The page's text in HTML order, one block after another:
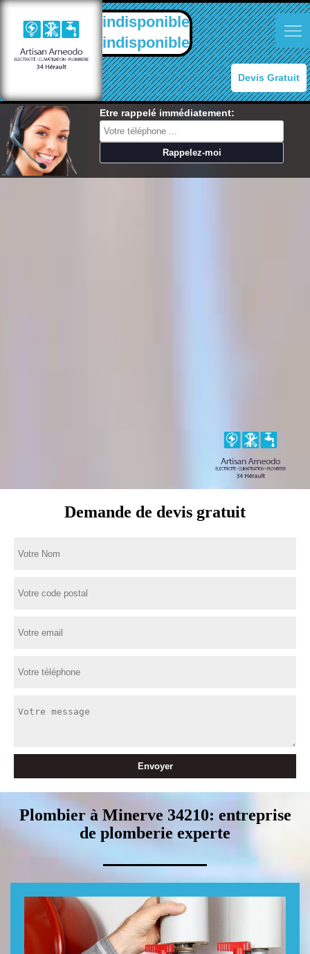
indisponible
indisponible
Devis Gratuit
Etre rappelé immédiatement:
Demande de devis gratuit
Plombier à Minerve 34210: entreprise
de plomberie experte